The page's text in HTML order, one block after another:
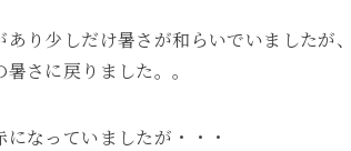
り少しだけ暑さが和らいでいましたが、
さに戻りました。。
なっていましたが・・・